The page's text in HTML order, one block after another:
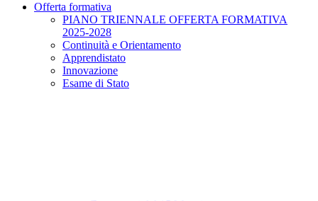
Offerta formativa
PIANO TRIENNALE OFFERTA FORMATIVA
2025-2028
Continuità e Orientamento
Apprendistato
Innovazione
Esame di Stato